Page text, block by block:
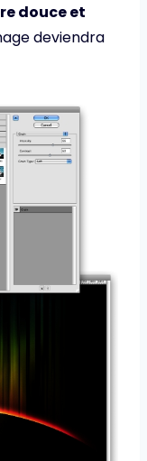
douce et
deviendra